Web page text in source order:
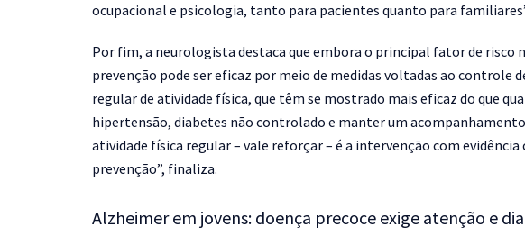
ocupacional e psicologia, tanto para pacientes quanto para
Por fim, a neurologista destaca que embora o principal fator de risco
prevenção pode ser eficaz por meio de medidas voltadas ao controle
regular de atividade física, que têm se mostrado mais eficaz do que
hipertensão, diabetes não controlado e manter um
atividade física regular – vale reforçar – é a intervenção com
prevenção”, finaliza.
Alzheimer em jovens: doença precoce exige atenção e